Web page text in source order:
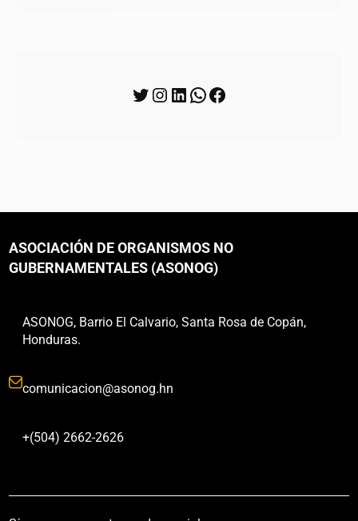
ASOCIACIÓN DE ORGANISMOS NO
GUBERNAMENTALES (ASONOG)
ASONOG, Barrio El Calvario, Santa Rosa de Copán,
Honduras.
comunicacion@asonog.hn
+(504) 2662-2626